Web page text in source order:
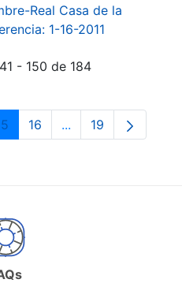
Real Casa de la
1-16-2011
- 150 de 184
Use TAB para
PáginaPágina
16 ...PáginasPágina
19